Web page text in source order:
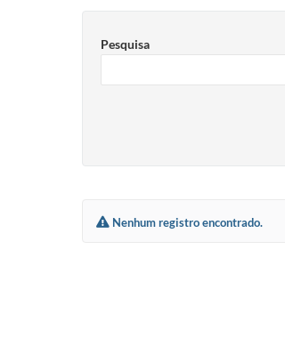
Pesquisa
Nenhum registro encontrado.